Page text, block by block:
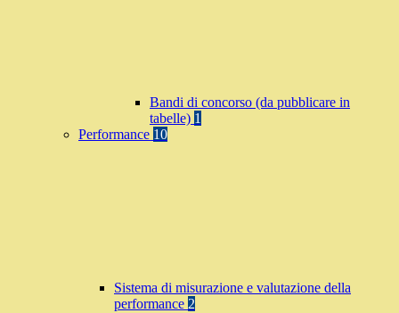
Bandi di concorso (da pubblicare in
tabelle) 1
Performance 10
Sistema di misurazione e valutazione della
performance 2